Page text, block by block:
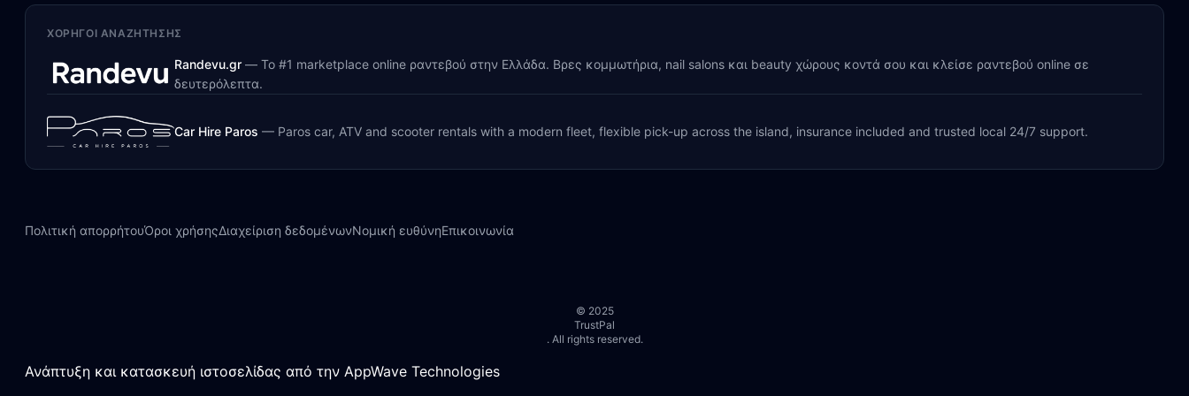
ΧΟΡΗΓΟΊ ΑΝΑΖΉΤΗΣΗΣ
Randevu.gr — Το #1 marketplace online ραντεβού στην Ελλάδα. Βρες κομμωτήρια, nail salons και beauty χώρους κοντά σου και κλείσε ραντεβού online σε
δευτερόλεπτα.
Car Hire Paros — Paros car, ATV and scooter rentals with a modern fleet, flexible pick-up across the island, insurance included and trusted local 24/7 support.
Πολιτική απορρήτουΌροι χρήσηςΔιαχείριση δεδομένωνΝομική ευθύνηΕπικοινωνία
© 2025
TrustPal
. All rights reserved.
Ανάπτυξη και κατασκευή ιστοσελίδας από την AppWave Technologies